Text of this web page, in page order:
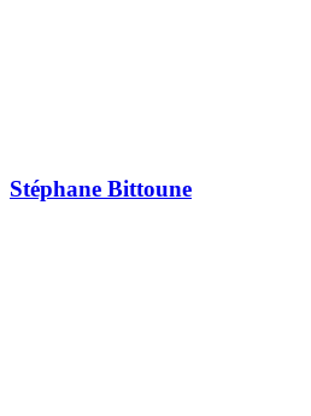
Stéphane Bittoune